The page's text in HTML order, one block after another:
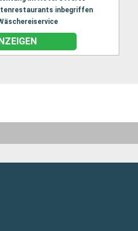
inbegriffen